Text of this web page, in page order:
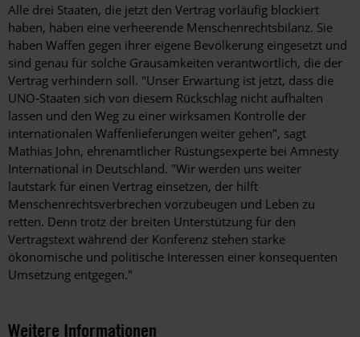
Alle drei Staaten, die jetzt den Vertrag vorläufig blockiert
haben, haben eine verheerende Menschenrechtsbilanz. Sie
haben Waffen gegen ihrer eigene Bevölkerung eingesetzt und
sind genau für solche Grausamkeiten verantwortlich, die der
Vertrag verhindern soll. "Unser Erwartung ist jetzt, dass die
UNO-Staaten sich von diesem Rückschlag nicht aufhalten
lassen und den Weg zu einer wirksamen Kontrolle der
internationalen Waffenlieferungen weiter gehen", sagt
Mathias John, ehrenamtlicher Rüstungsexperte bei Amnesty
International in Deutschland. "Wir werden uns weiter
lautstark für einen Vertrag einsetzen, der hilft
Menschenrechtsverbrechen vorzubeugen und Leben zu
retten. Denn trotz der breiten Unterstützung für den
Vertragstext während der Konferenz stehen starke
ökonomische und politische Interessen einer konsequenten
Umsetzung entgegen."
Weitere Informationen